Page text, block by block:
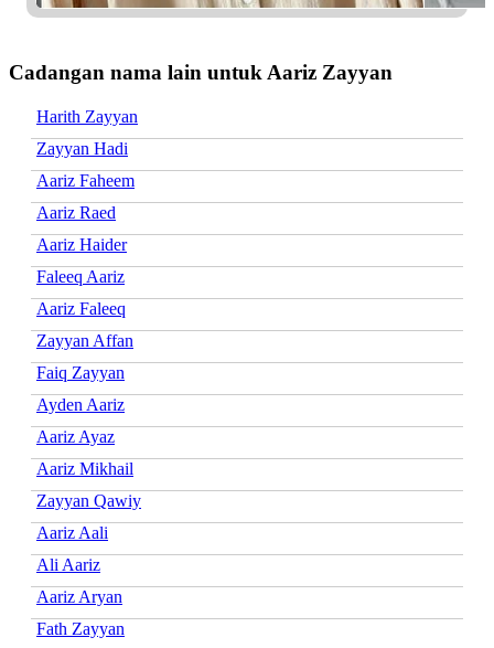
Cadangan nama lain untuk Aariz Zayyan
Harith Zayyan
Zayyan Hadi
Aariz Faheem
Aariz Raed
Aariz Haider
Faleeq Aariz
Aariz Faleeq
Zayyan Affan
Faiq Zayyan
Ayden Aariz
Aariz Ayaz
Aariz Mikhail
Zayyan Qawiy
Aariz Aali
Ali Aariz
Aariz Aryan
Fath Zayyan